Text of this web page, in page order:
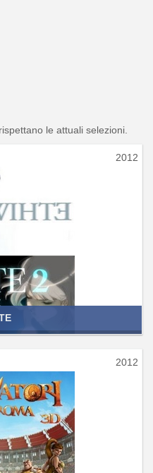
le attuali selezioni.
2012
2012